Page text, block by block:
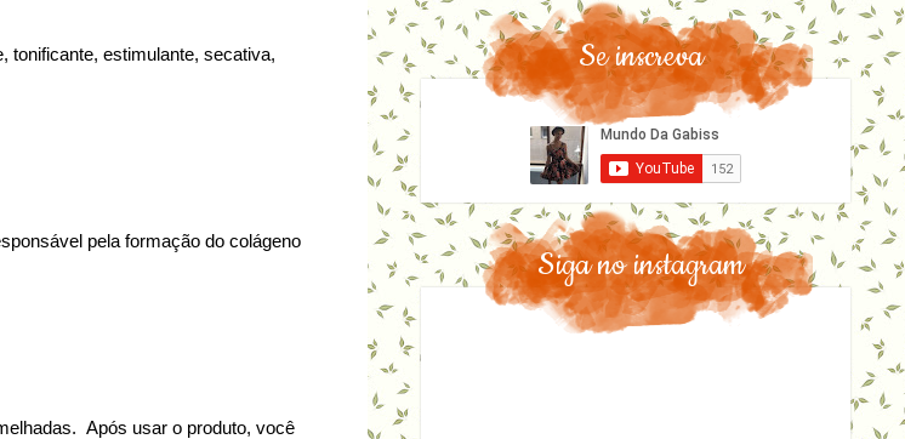
tonificante, estimulante, secativa,
pela formação do colágeno
Após usar o produto, você
Se inscreva
Siga no instagram